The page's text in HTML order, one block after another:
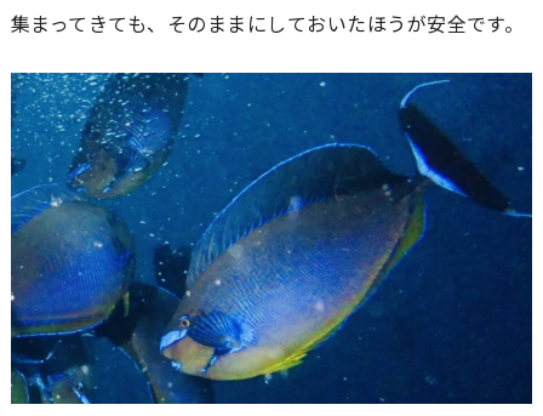
集まってきても、そのままにしておいたほうが安全です。